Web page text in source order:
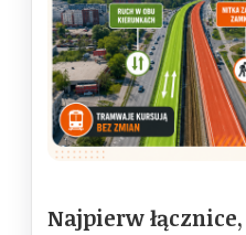
Najpierw